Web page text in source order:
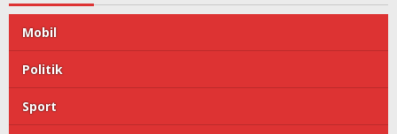
Mobil
Politik
Sport